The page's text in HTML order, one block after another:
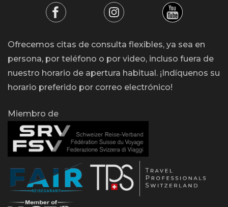
Ofrecemos citas de consulta flexibles, ya sea en
persona, por teléfono o por video, incluso fuera de
nuestro horario de apertura habitual. ¡Indíquenos su
horario preferido por correo electrónico!
Miembro de